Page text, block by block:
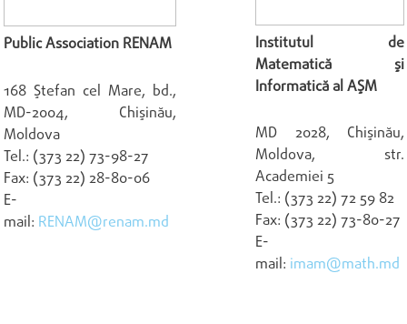
Public Association RENAM
168 Ştefan cel Mare, bd.,
MD-2004, Chişinău,
Moldova
Tel.: (373 22) 73-98-27
Fax: (373 22) 28-80-06
E-
mail: RENAM@renam.md
Institutul de
Matematică şi
Informatică al AŞM
MD 2028, Chişinău,
Moldova, str.
Academiei 5
Tel.: (373 22) 72 59 82
Fax: (373 22) 73-80-27
E-
mail: imam@math.md